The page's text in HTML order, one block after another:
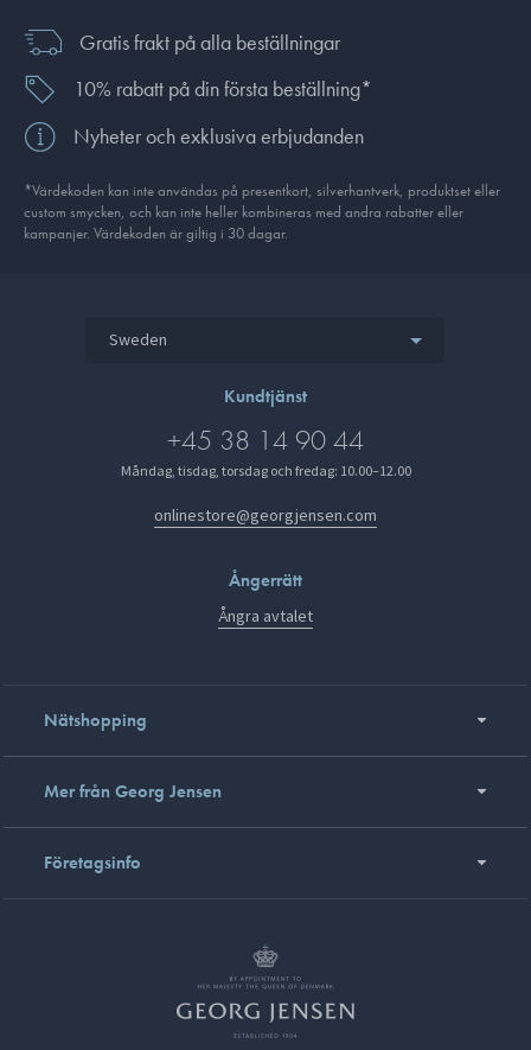
Gratis frakt på alla beställningar
10% rabatt på din första beställning*
Nyheter och exklusiva erbjudanden
*Värdekoden kan inte användas på presentkort, silverhantverk, produkt­set eller
custom smycken, och kan inte heller kombineras med andra rabatter eller
kampanjer. Värdekoden är giltig i 30 dagar.
Sweden
Kundtjänst
+45 38 14 90 44
Måndag, tisdag, torsdag och fredag: 10.00–12.00
onlinestore@georgjensen.com
Ångerrätt
Ångra avtalet
Nätshopping
Mer från Georg Jensen
Företagsinfo